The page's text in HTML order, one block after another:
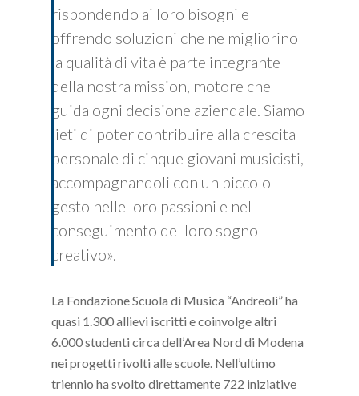
rispondendo ai loro bisogni e
offrendo soluzioni che ne migliorino
la qualità di vita è parte integrante
della nostra mission, motore che
guida ogni decisione aziendale. Siamo
lieti di poter contribuire alla crescita
personale di cinque giovani musicisti,
accompagnandoli con un piccolo
gesto nelle loro passioni e nel
conseguimento del loro sogno
creativo».
La Fondazione Scuola di Musica “Andreoli” ha
quasi 1.300 allievi iscritti e coinvolge altri
6.000 studenti circa dell’Area Nord di Modena
nei progetti rivolti alle scuole. Nell’ultimo
triennio ha svolto direttamente 722 iniziative